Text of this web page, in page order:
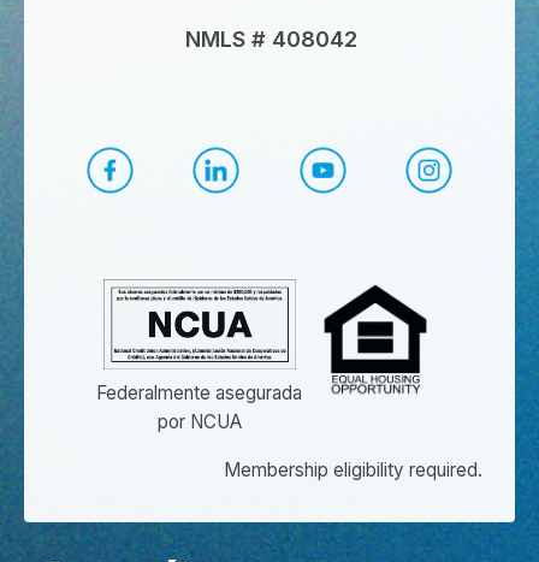
NMLS # 408042
YouTube de CapEd
Federalmente asegurada
por NCUA
Membership eligibility required.